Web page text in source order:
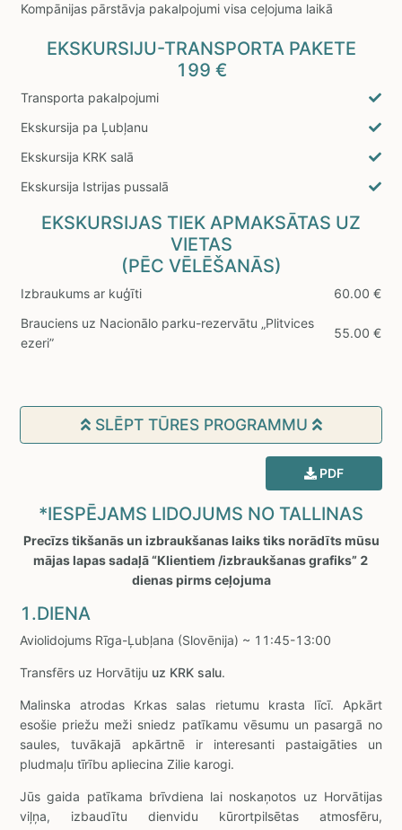
Kompānijas pārstāvja pakalpojumi visa ceļojuma laikā
EKSKURSIJU-TRANSPORTA PAKETE
199 €
Transporta pakalpojumi
Ekskursija pa Ļubļanu
Ekskursija KRK salā
Ekskursija Istrijas pussalā
EKSKURSIJAS TIEK APMAKSĀTAS UZ
VIETAS
(PĒC VĒLĒŠANĀS)
Izbraukums ar kuģīti
60.00 €
Brauciens uz Nacionālo parku-rezervātu „Plitvices
ezeri”
55.00 €
SLĒPT TŪRES PROGRAMMU
PDF
*IESPĒJAMS LIDOJUMS NO TALLINAS
Precīzs tikšanās un izbraukšanas laiks tiks norādīts mūsu
mājas lapas sadaļā “Klientiem /izbraukšanas grafiks” 2
dienas pirms ceļojuma
1.DIENA
Aviolidojums Rīga-Ļubļana (Slovēnija) ~ 11:45-13:00
Transfērs uz Horvātiju uz KRK salu.
Malinska atrodas Krkas salas rietumu krasta līcī. Apkārt
esošie priežu meži sniedz patīkamu vēsumu un pasargā no
saules, tuvākajā apkārtnē ir interesanti pastaigāties un
pludmaļu tīrību apliecina Zilie karogi.
Jūs gaida patīkama brīvdiena lai noskaņotos uz Horvātijas
viļņa, izbaudītu dienvidu kūrortpilsētas atmosfēru,